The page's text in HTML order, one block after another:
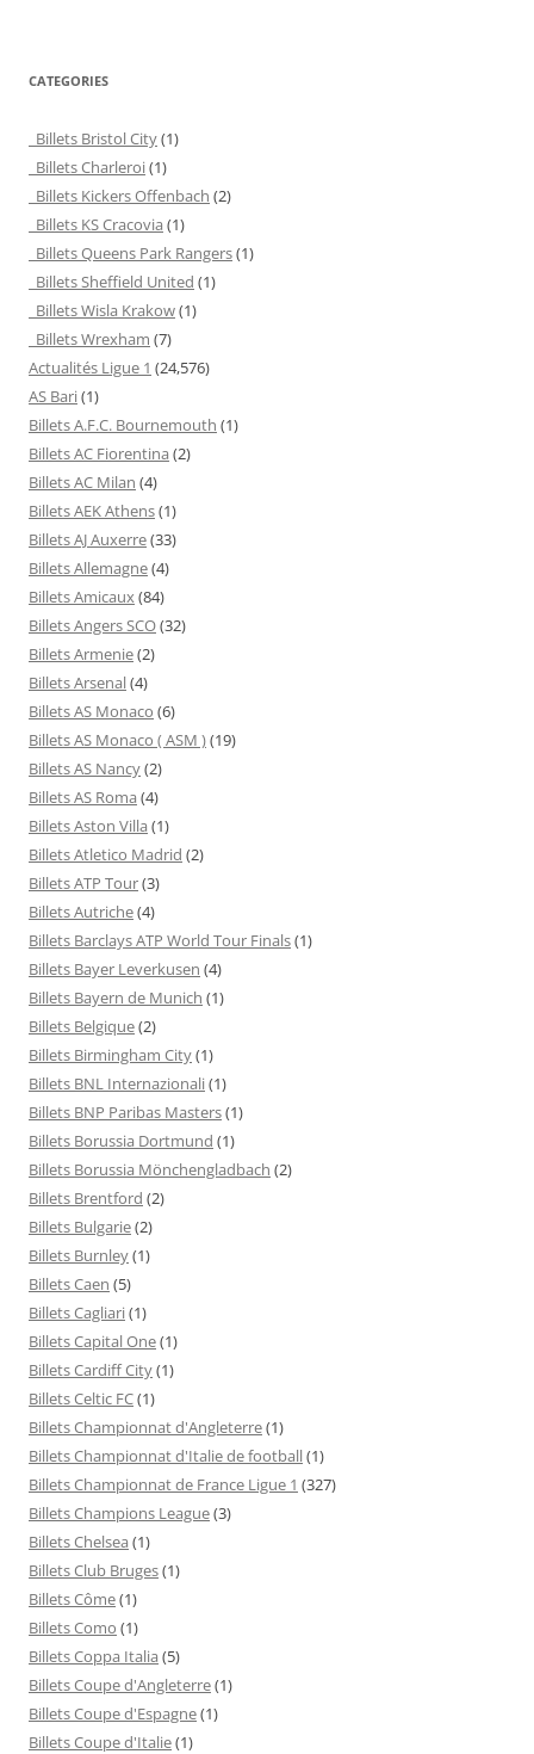
CATEGORIES
Billets Bristol City(1)
Billets Charleroi(1)
Billets Kickers Offenbach (2)
Billets KS Cracovia (1)
Billets Queens Park Rangers(1)
Billets Sheffield United (1)
Billets Wisla Krakow(1)
Billets Wrexham (7)
Actualités Ligue 1 (24,576)
AS Bari(1)
Billets A.F.C. Bournemouth (1)
Billets AC Fiorentina (2)
Billets AC Milan (4)
Billets AEK Athens(1)
Billets AJ Auxerre(33)
Billets Allemagne(4)
Billets Amicaux(84)
Billets Angers SCO(32)
Billets Armenie(2)
Billets Arsenal(4)
Billets AS Monaco (6)
Billets AS Monaco ( ASM )(19)
Billets AS Nancy(2)
Billets AS Roma (4)
Billets Aston Villa (1)
Billets Atletico Madrid (2)
Billets ATP Tour(3)
Billets Autriche(4)
Billets Barclays ATP World Tour Finals(1)
Billets Bayer Leverkusen (4)
Billets Bayern de Munich (1)
Billets Belgique(2)
Billets Birmingham City(1)
Billets BNL Internazionali(1)
Billets BNP Paribas Masters(1)
Billets Borussia Dortmund (1)
Billets Borussia Mönchengladbach (2)
Billets Brentford (2)
Billets Bulgarie(2)
Billets Burnley(1)
Billets Caen (5)
Billets Cagliari(1)
Billets Capital One(1)
Billets Cardiff City(1)
Billets Celtic FC(1)
Billets Championnat d'Angleterre(1)
Billets Championnat d'Italie de football(1)
Billets Championnat de France Ligue 1 (327)
Billets Champions League(3)
Billets Chelsea (1)
Billets Club Bruges(1)
Billets Côme(1)
Billets Como (1)
Billets Coppa Italia (5)
Billets Coupe d'Angleterre(1)
Billets Coupe d'Espagne(1)
Billets Coupe d'Italie(1)